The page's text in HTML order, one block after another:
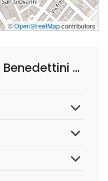
©OpenStreetMapcontributors
Domande Frequenti su Benedettini Dottor Giuseppe